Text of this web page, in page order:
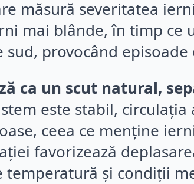
măsură severitatea
mai blânde, în timp
sud, provocând
ca un scut natural,
este stabil,
ceea ce menține
favorizează
și condiții